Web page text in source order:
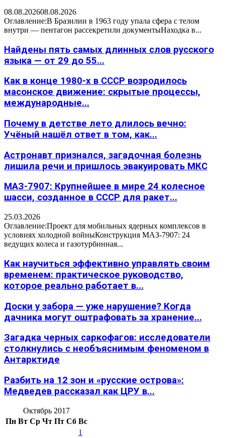
08.08.202608.08.2026
Оглавление:В Бразилии в 1963 году упала сфера с телом
внутри — пентагон рассекретили документыНаходка в...
Найдены пять самых длинных слов русского
языка — от 29 до 55...
Как в конце 1980-х в СССР возродилось
масонское движение: скрытые процессы,
международные...
Почему в детстве лето длилось вечно:
Учёный нашёл ответ в том, как...
Астронавт признался, загадочная болезнь
лишила речи и пришлось эвакуировать МКС
МАЗ-7907: Крупнейшее в мире 24 колесное
шасси, созданное в СССР для ракет...
25.03.2026
Оглавление:Проект для мобильных ядерных комплексов в
условиях холодной войныКонструкция МАЗ-7907: 24
ведущих колеса и газотурбинная...
Как научиться эффективно управлять своим
временем: практическое руководство,
которое реально работает в...
Доски у забора — уже нарушение? Когда
дачника могут оштрафовать за хранение...
Загадка черных саркофагов: исследователи
столкнулись с необъяснимым феноменом в
Антарктиде
Разбить на 12 зон и «русские острова»:
Медведев рассказал как ЦРУ в...
Октябрь 2017
Пн Вт Ср Чт Пт Сб Вс
1